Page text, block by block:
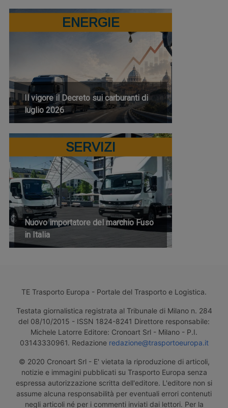
ENERGIE
Il vigore il Decreto sui carburanti di
luglio 2026
SERVIZI
Nuovo importatore del marchio Fuso
in Italia
TE Trasporto Europa - Portale del Trasporto e Logistica.
Testata giornalistica registrata al Tribunale di Milano n. 284
del 08/10/2015 - ISSN 1824-8241 Direttore responsabile:
Michele Latorre Editore: Cronoart Srl - Milano - P.I.
03143330961. Redazione redazione@trasportoeuropa.it
© 2020 Cronoart Srl - E' vietata la riproduzione di articoli,
notizie e immagini pubblicati su Trasporto Europa senza
espressa autorizzazione scritta dell'editore. L'editore non si
assume alcuna responsabilità per eventuali errori contenuti
negli articoli né per i commenti inviati dai lettori. Per la